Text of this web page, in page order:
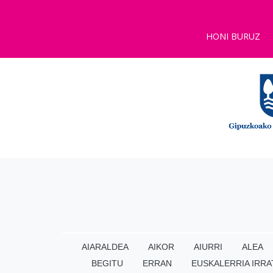
HONI BURUZ
AIARALDEA AIKOR AIURRI ALEA
BEGITU
ERRAN EUSKALERRIA